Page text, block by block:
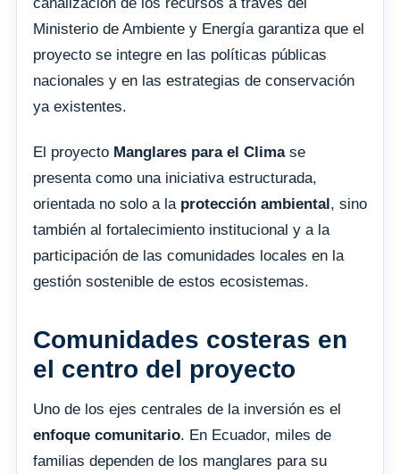
canalización de los recursos a través del
Ministerio de Ambiente y Energía garantiza que el
proyecto se integre en las políticas públicas
nacionales y en las estrategias de conservación
ya existentes.
El proyecto Manglares para el Climase
presenta como una iniciativa estructurada,
orientada no solo a la protección ambiental , sino
también al fortalecimiento institucional y a la
participación de las comunidades locales en la
gestión sostenible de estos ecosistemas.
Comunidades costeras en
el centro del proyecto
Uno de los ejes centrales de la inversión es el
enfoque comunitario. En Ecuador, miles de
familias dependen de los manglares para su